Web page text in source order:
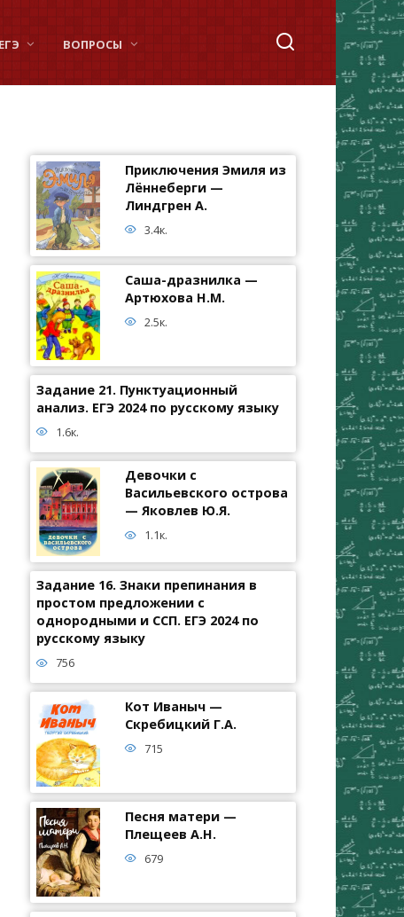
ЕГЭ ВОПРОСЫ
Приключения Эмиля из
Лённеберги —
Линдгрен А.
3.4к.
Саша-дразнилка —
Артюхова Н.М.
2.5к.
Задание 21. Пунктуационный
анализ. ЕГЭ 2024 по русскому языку
1.6к.
Девочки с
Васильевского острова
— Яковлев Ю.Я.
1.1к.
Задание 16. Знаки препинания в
простом предложении с
однородными и ССП. ЕГЭ 2024 по
русскому языку
756
Кот Иваныч —
Скребицкий Г.А.
715
Песня матери —
Плещеев А.Н.
679